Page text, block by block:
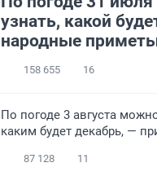
узнать, какой
народные
158 655 16
По погоде 3 августа
каким будет декабрь, —
87 128 11